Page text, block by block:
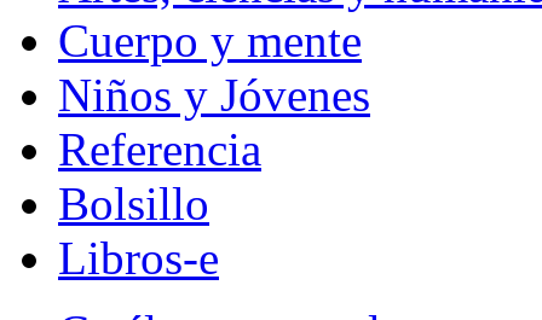
Cuerpo y mente
Niños y Jóvenes
Referencia
Bolsillo
Libros-e